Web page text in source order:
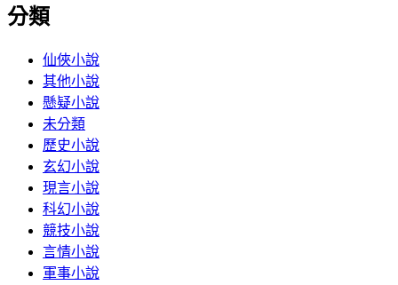
分類
仙俠小說
其他小說
懸疑小說
未分類
歷史小說
玄幻小說
現言小說
科幻小說
競技小說
言情小說
軍事小說